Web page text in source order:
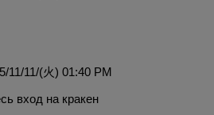
11/11/(火) 01:40 PM
вход на кракен